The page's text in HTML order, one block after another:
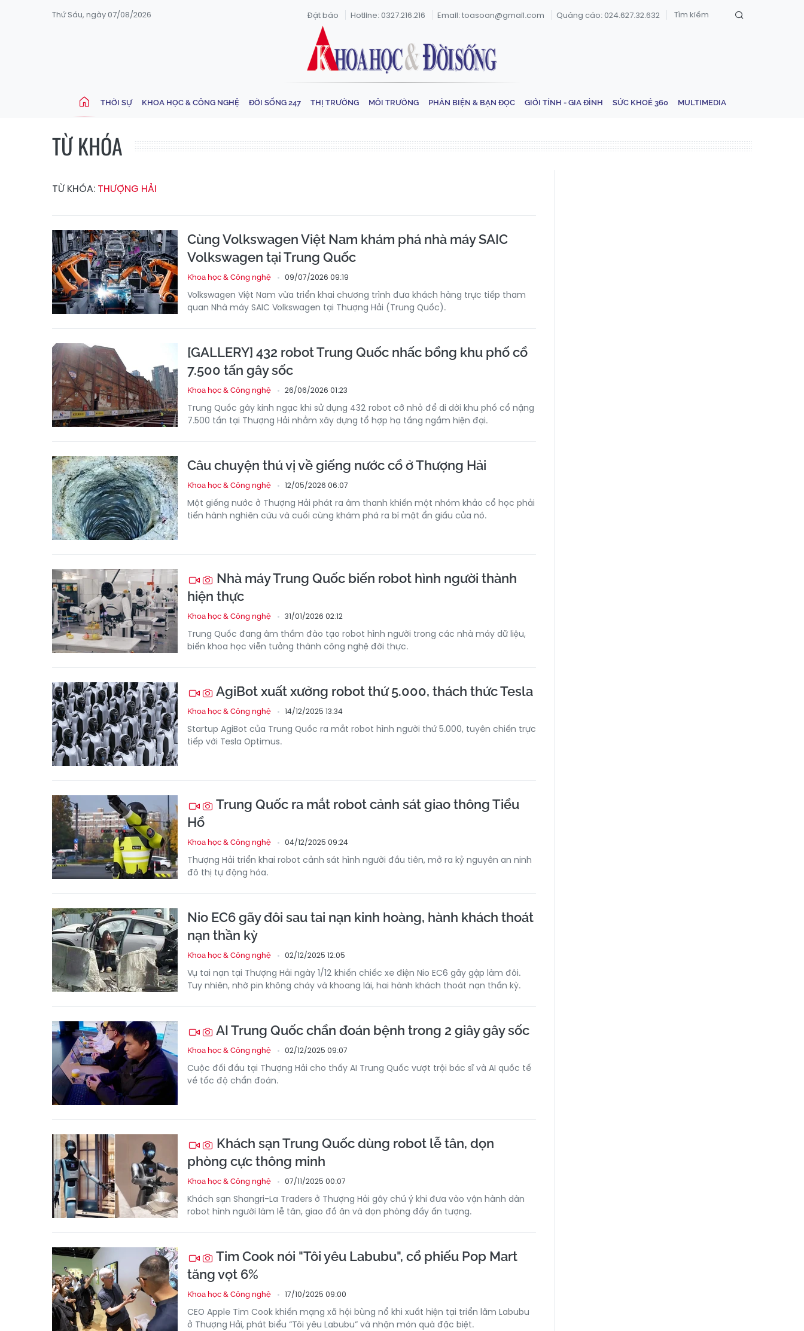
Thứ Sáu, ngày 07/08/2026 Đặt báo Hotline: 0327.216.216 Email: toasoan@gmail.com Quảng cáo: 024.627.32.632
THỜI SỰ KHOA HỌC & CÔNG NGHỆ ĐỜI SỐNG 247 THỊ TRƯỜNG MÔI TRƯỜNG PHẢN BIỆN & BẠN ĐỌC GIỚI TÍNH - GIA ĐÌNH SỨC KHOẺ 360 MULTIMEDIA
TỪ KHÓA
TỪ KHÓA: THƯỢNG HẢI
Cùng Volkswagen Việt Nam khám phá nhà máy SAIC
Volkswagen tại Trung Quốc
Khoa học & Công nghệ 09/07/2026 09:19
Volkswagen Việt Nam vừa triển khai chương trình đưa khách hàng trực tiếp tham
quan Nhà máy SAIC Volkswagen tại Thượng Hải (Trung Quốc).
[GALLERY] 432 robot Trung Quốc nhấc bổng khu phố cổ
7.500 tấn gây sốc
Khoa học & Công nghệ 26/06/2026 01:23
Trung Quốc gây kinh ngạc khi sử dụng 432 robot cỡ nhỏ để di dời khu phố cổ nặng
7.500 tấn tại Thượng Hải nhằm xây dựng tổ hợp hạ tầng ngầm hiện đại.
Câu chuyện thú vị về giếng nước cổ ở Thượng Hải
Khoa học & Công nghệ 12/05/2026 06:07
Một giếng nước ở Thượng Hải phát ra âm thanh khiến một nhóm khảo cổ học phải
tiến hành nghiên cứu và cuối cùng khám phá ra bí mật ẩn giấu của nó.
Nhà máy Trung Quốc biến robot hình người thành
hiện thực
Khoa học & Công nghệ 31/01/2026 02:12
Trung Quốc đang âm thầm đào tạo robot hình người trong các nhà máy dữ liệu,
biến khoa học viễn tưởng thành công nghệ đời thực.
AgiBot xuất xưởng robot thứ 5.000, thách thức Tesla
Khoa học & Công nghệ 14/12/2025 13:34
Startup AgiBot của Trung Quốc ra mắt robot hình người thứ 5.000, tuyên chiến trực
tiếp với Tesla Optimus.
Trung Quốc ra mắt robot cảnh sát giao thông Tiểu
Hổ
Khoa học & Công nghệ 04/12/2025 09:24
Thượng Hải triển khai robot cảnh sát hình người đầu tiên, mở ra kỷ nguyên an ninh
đô thị tự động hóa.
Nio EC6 gãy đôi sau tai nạn kinh hoàng, hành khách thoát
nạn thần kỳ
Khoa học & Công nghệ 02/12/2025 12:05
Vụ tai nạn tại Thượng Hải ngày 1/12 khiến chiếc xe điện Nio EC6 gãy gập làm đôi.
Tuy nhiên, nhờ pin không cháy và khoang lái, hai hành khách thoát nạn thần kỳ.
AI Trung Quốc chẩn đoán bệnh trong 2 giây gây sốc
Khoa học & Công nghệ 02/12/2025 09:07
Cuộc đối đầu tại Thượng Hải cho thấy AI Trung Quốc vượt trội bác sĩ và AI quốc tế
về tốc độ chẩn đoán.
Khách sạn Trung Quốc dùng robot lễ tân, dọn
phòng cực thông minh
Khoa học & Công nghệ 07/11/2025 00:07
Khách sạn Shangri-La Traders ở Thượng Hải gây chú ý khi đưa vào vận hành dàn
robot hình người làm lễ tân, giao đồ ăn và dọn phòng đầy ấn tượng.
Tim Cook nói "Tôi yêu Labubu", cổ phiếu Pop Mart
tăng vọt 6%
Khoa học & Công nghệ 17/10/2025 09:00
CEO Apple Tim Cook khiến mạng xã hội bùng nổ khi xuất hiện tại triển lãm Labubu
ở Thượng Hải, phát biểu “Tôi yêu Labubu” và nhận món quà đặc biệt.